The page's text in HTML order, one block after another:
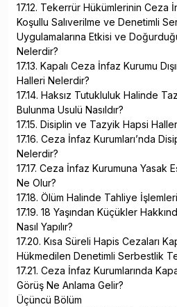
17.12. Tekerrür Hükümlerinin Ceza
Koşullu Salıverilme ve Denetimli
Uygulamalarına Etkisi ve
Nelerdir?
17.13. Kapalı Ceza İnfaz Kurumu
Halleri Nelerdir?
17.14. Haksız Tutukluluk Halinde
Bulunma Usulü Nasıldır?
17.15. Disiplin ve Tazyik Hapsi
17.16. Ceza İnfaz Kurumları’nda
Nelerdir?
17.17. Ceza İnfaz Kurumuna Yasak
Ne Olur?
17.18. Ölüm Halinde Tahliye İşlemleri
17.19. 18 Yaşından Küçükler
Nasıl Yapılır?
17.20. Kısa Süreli Hapis Cezaları
Hükmedilen Denetimli Serbestlik
17.21. Ceza İnfaz Kurumlarında
Görüş Ne Anlama Gelir?
Üçüncü Bölüm